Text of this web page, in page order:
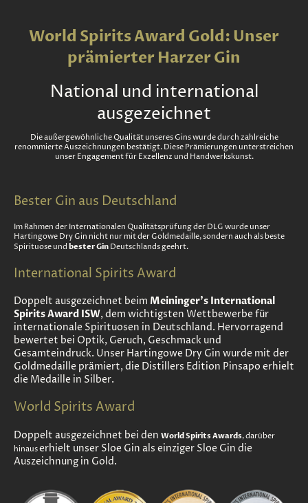
World Spirits Award Gold: Unser
prämierter Harzer Gin
National und international
ausgezeichnet
Die außergewöhnliche Qualität unseres Gins wurde durch zahlreiche
renommierte Auszeichnungen bestätigt. Diese Prämierungen unterstreichen
unser Engagement für Exzellenz und Handwerkskunst.
Bester Gin aus Deutschland
Im Rahmen der Internationalen Qualitätsprüfung der DLG wurde unser
Hartingowe DryGin nicht nur mit der Goldmedaille, sondern auch als beste
Spirituose und bester Gin Deutschlands geehrt.
International Spirits Award
Doppelt ausgezeichnet beim Meininger’s International
Spirits Award ISW, dem wichtigsten Wettbewerbe für
internationale Spirituosen in Deutschland. Hervorragend
bewertet bei Optik, Geruch, Geschmack und
Gesamteindruck. Unser Hartingowe Dry Gin wurde mit der
Goldmedaille prämiert, die Distillers Edition Pinsapo erhielt
die Medaille in Silber.
World Spirits Award
Doppelt ausgezeichnet bei den World Spirits Awards, darüber
hinauserhielt unser Sloe Gin als einziger Sloe Gin die
Auszeichnung in Gold.